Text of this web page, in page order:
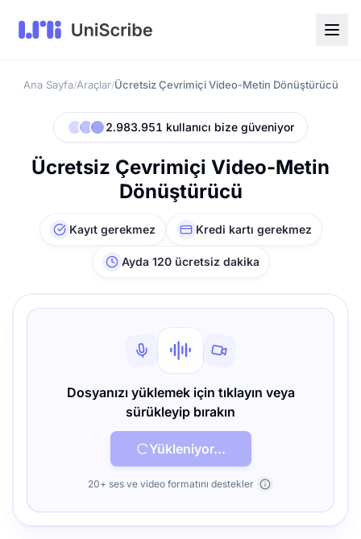
Ana Sayfa/Araçlar/Ücretsiz Çevrimiçi Video-Metin Dönüştürücü
2.983.951 kullanıcı bize güveniyor
Ücretsiz Çevrimiçi Video-Metin
Dönüştürücü
Kayıt gerekmez Kredi kartı gerekmez
Ayda 120 ücretsiz dakika
Dosyanızı yüklemek için tıklayın veya
sürükleyip bırakın
Yükleniyor...
20+ ses ve video formatını destekler